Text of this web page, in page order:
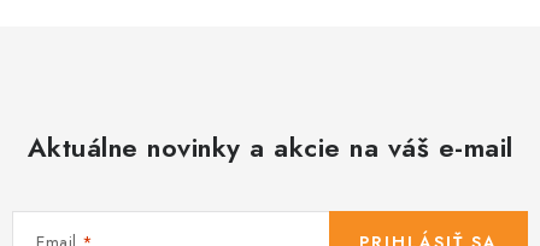
Aktuálne novinky a akcie na váš e-mail